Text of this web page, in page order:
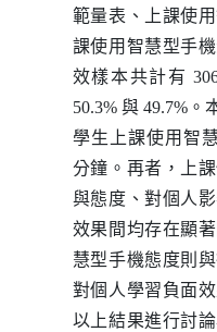
範量表、上課使
課使用智慧型手
效樣本共計有
50.3% 與49.7%。
學生上課使用智
分鐘。再者，上
與態度、對個人
效果間均存在顯
慧型手機態度則
對個人學習負面
以上結果進行討